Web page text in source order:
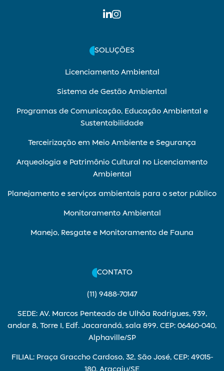
SOLUÇÕES
Licenciamento Ambiental
Sistema de Gestão Ambiental
Programas de Comunicação, Educação Ambiental e
Sustentabilidade
Terceirização em Meio Ambiente e Segurança
Arqueologia e Patrimônio Cultural no Licenciamento
Ambiental
Planejamento e serviços ambientais para o setor público
Monitoramento Ambiental
Manejo, Resgate e Monitoramento de Fauna
CONTATO
(11) 9488-70147
SEDE: AV. Marcos Penteado de Ulhôa Rodrigues, 939,
andar 8, Torre I, Edf. Jacarandá, sala 899. CEP: 06460-040,
Alphaville/SP
FILIAL: Praça Graccho Cardoso, 32, São José, CEP: 49015-